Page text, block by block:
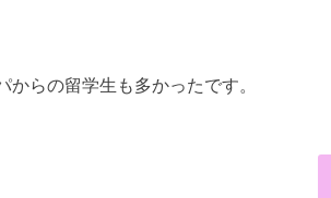
らの留学生も多かったです。